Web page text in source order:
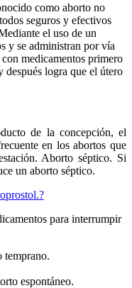
como aborto no
seguros y efectivos
el uso de un
y se administran por vía
medicamentos primero
después logra que el útero
de la concepción, el
en los abortos que
Aborto séptico. Si
un aborto séptico.
para interrumpir
temprano.
espontáneo.